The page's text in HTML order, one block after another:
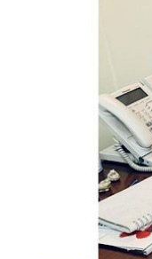
НОВИНИ
ФОТО
ВІДЕО